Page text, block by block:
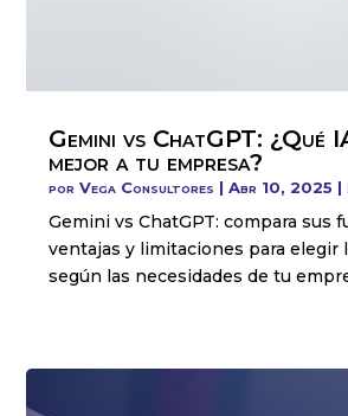
Gemini vs ChatGPT: ¿Qué
mejor a tu empresa?
porVega Consultores |Abr 10, 2025 |
Gemini vs ChatGPT: compara sus
ventajas y limitaciones para elegir
según las necesidades de tu